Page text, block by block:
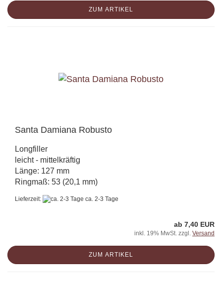
ZUM ARTIKEL
Santa Damiana Robusto
Longfiller
leicht - mittelkräftig
Länge: 127 mm
Ringmaß: 53 (20,1 mm)
Lieferzeit: ca. 2-3 Tage
ab 7,40 EUR
inkl. 19% MwSt. zzgl. Versand
ZUM ARTIKEL